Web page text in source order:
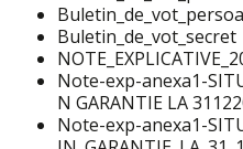
Buletin_de_vot_secret
Note-exp-anexa1-
N GARANTIE LA
Note-exp-anexa1-